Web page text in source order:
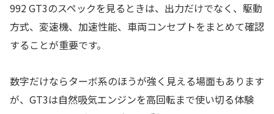
992 GT3のスペックを見るときは、出力だけでなく、駆動
方式、変速機、加速性能、車両コンセプトをまとめて確認
することが重要です。
数字だけならターボ系のほうが強く見える場面もあります
が、GT3は自然吸気エンジンを高回転まで使い切る体験